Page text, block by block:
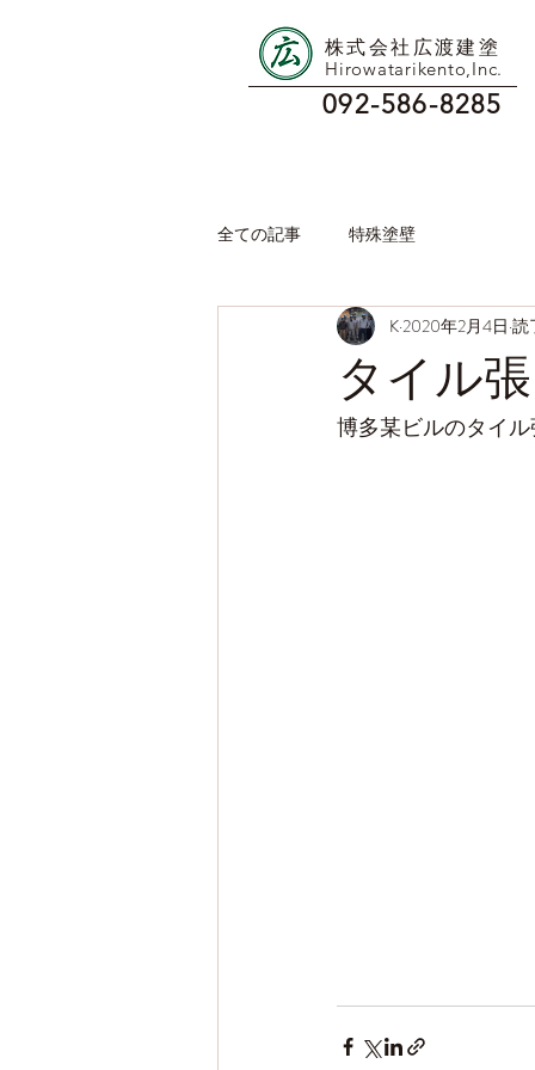
株式会社広渡建塗
Hirowatarikento,Inc.
092-586-8285
全ての記事 特殊塗壁
タイル
K2020年2月4日 読
博多某ビルのタイ